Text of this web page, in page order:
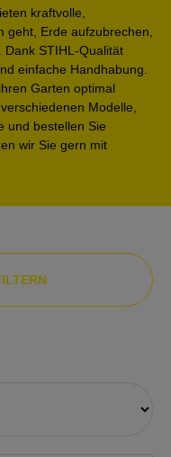
kraftvolle,
geht, Erde aufzubrechen,
STIHL-Qualität
einfache Handhabung.
Garten optimal
Modelle,
und bestellen Sie
wir Sie gern mit